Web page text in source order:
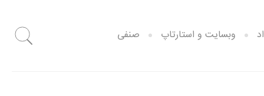
وبسایت و استارتاپ صنفی